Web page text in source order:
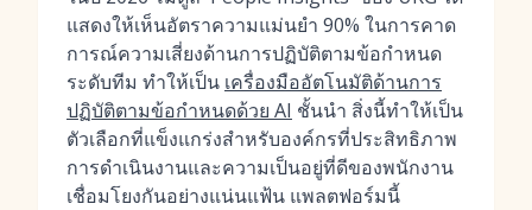
แสดงให้เห็นอัตราความแม่นยำ 90% ในการคาด
การณ์ความเสี่ยงด้านการปฏิบัติตามข้อกำหนด
ระดับทีม ทำให้เป็น เครื่องมืออัตโนมัติด้านการ
ปฏิบัติตามข้อกำหนดด้วย AI ชั้นนำ สิ่งนี้ทำให้เป็น
ตัวเลือกที่แข็งแกร่งสำหรับองค์กรที่ประสิทธิภาพ
การดำเนินงานและความเป็นอยู่ที่ดีของพนักงาน
เชื่อมโยงกันอย่างแน่นแฟ้น แพลตฟอร์มนี้